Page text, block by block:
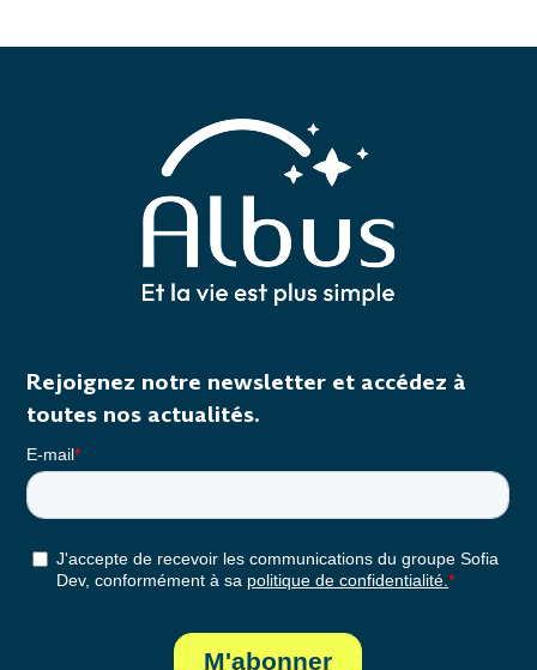
Rejoignez notre newsletter et accédez à
toutes nos actualités.